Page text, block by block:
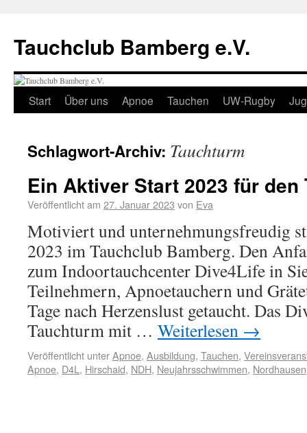
Tauchclub Bamberg e.V.
Start Über uns Apnoe Tauchen UW-Rugby
Schlagwort-Archiv: Tauchturm
Ein Aktiver Start 2023 für den
Veröffentlicht am 27. Januar 2023 von Eva
Motiviert und unternehmungsfreudig
2023 im Tauchclub Bamberg. Den
zum Indoortauchcenter Dive4Life in
Teilnehmern, Apnoetauchern und
Tage nach Herzenslust getaucht. Das
Tauchturm mit … Weiterlesen →
Veröffentlicht unterApnoe, Ausbildung, Tauchen,
Apnoe, D4L , Hirschaid, NDH, Neujahrsschwimmen, Nordhausen